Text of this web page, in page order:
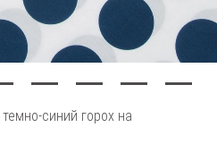
синий горох на